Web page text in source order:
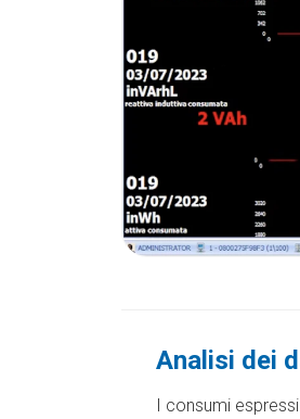
Analisi dei
I consumi